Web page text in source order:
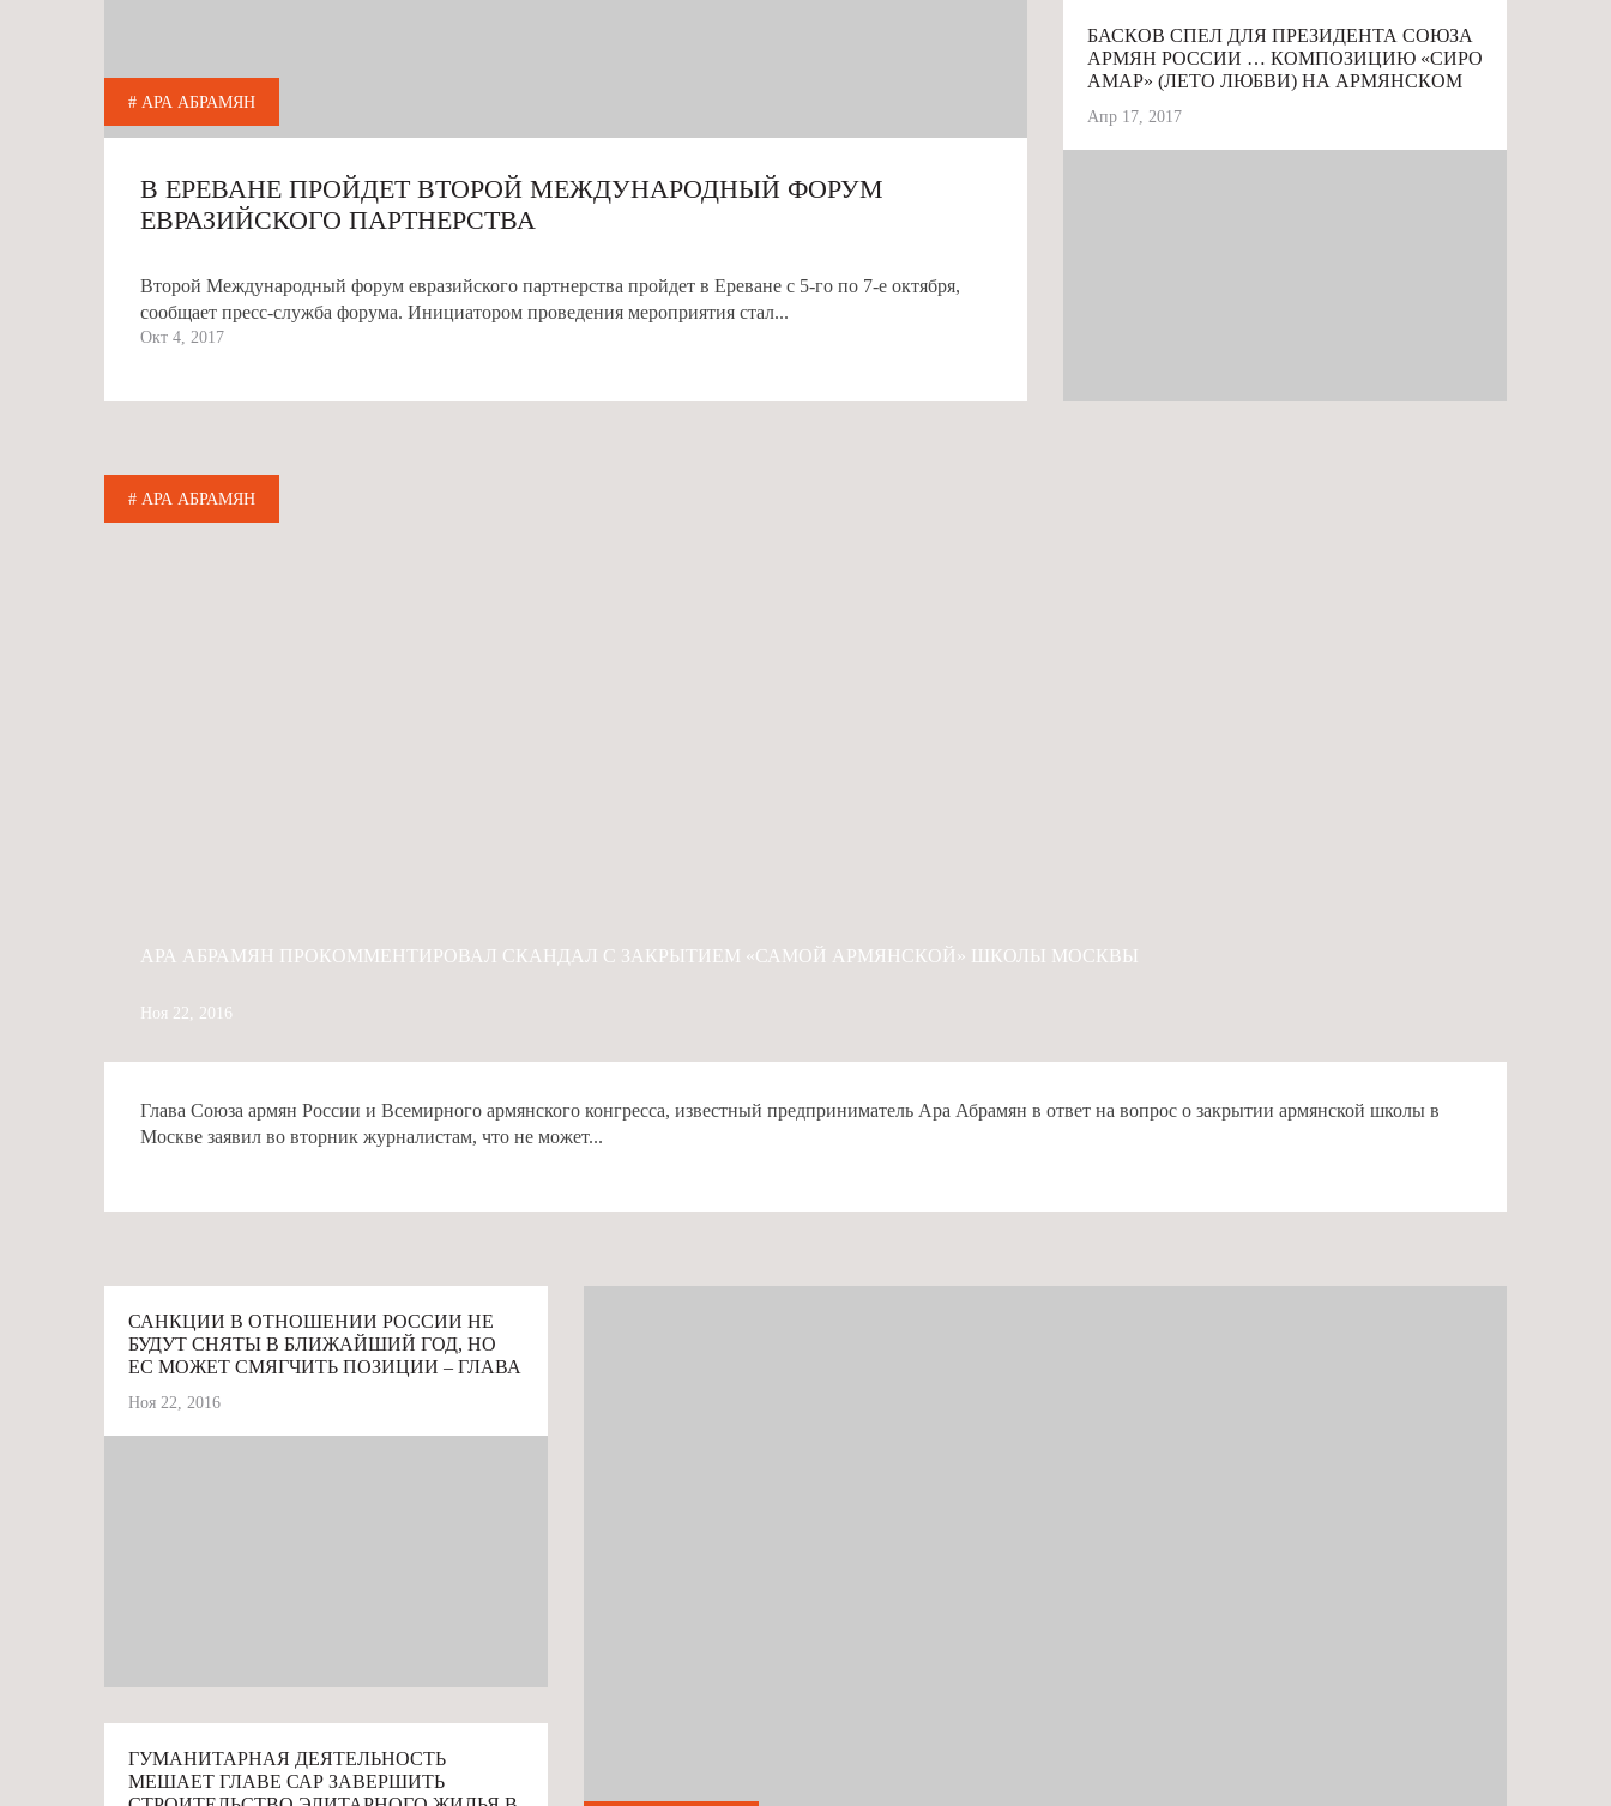
# АРА АБРАМЯН
В ЕРЕВАНЕ ПРОЙДЕТ ВТОРОЙ МЕЖДУНАРОДНЫЙ ФОРУМ
ЕВРАЗИЙСКОГО ПАРТНЕРСТВА
Второй Международный форум евразийского партнерства пройдет в Ереване с 5-го по 7-е октября,
сообщает пресс-служба форума. Инициатором проведения мероприятия стал...
Окт 4, 2017
БАСКОВ СПЕЛ ДЛЯ ПРЕЗИДЕНТА СОЮЗА
АРМЯН РОССИИ … КОМПОЗИЦИЮ «СИРО
АМАР» (ЛЕТО ЛЮБВИ) НА АРМЯНСКОМ
Апр 17, 2017
# АРА АБРАМЯН
АРА АБРАМЯН ПРОКОММЕНТИРОВАЛ СКАНДАЛ С ЗАКРЫТИЕМ «САМОЙ АРМЯНСКОЙ» ШКОЛЫ МОСКВЫ
Ноя 22, 2016
Глава Союза армян России и Всемирного армянского конгресса, известный предприниматель Ара Абрамян в ответ на вопрос о закрытии армянской школы в
Москве заявил во вторник журналистам, что не может...
САНКЦИИ В ОТНОШЕНИИ РОССИИ НЕ
БУДУТ СНЯТЫ В БЛИЖАЙШИЙ ГОД, НО
ЕС МОЖЕТ СМЯГЧИТЬ ПОЗИЦИИ – ГЛАВА
Ноя 22, 2016
# АРА АБРАМЯН
ГУМАНИТАРНАЯ ДЕЯТЕЛЬНОСТЬ
МЕШАЕТ ГЛАВЕ САР ЗАВЕРШИТЬ